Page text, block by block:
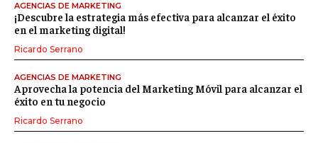
AGENCIAS DE MARKETING
¡Descubre la estrategia más efectiva para alcanzar el éxito
en el marketing digital!
Ricardo Serrano
AGENCIAS DE MARKETING
Aprovecha la potencia del Marketing Móvil para alcanzar el
éxito en tu negocio
Ricardo Serrano